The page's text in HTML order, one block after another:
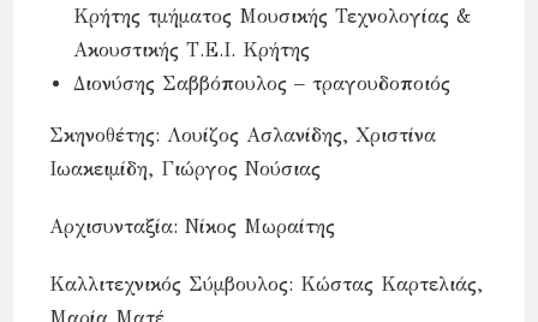
Κρήτης τμήματος Μουσικής Τεχνολογίας &
Ακουστικής Τ.Ε.Ι. Κρήτης
Διονύσης Σαββόπουλος – τραγουδοποιός
Σκηνοθέτης: Λουίζος Ασλανίδης, Χριστίνα
Ιωακειμίδη, Γιώργος Νούσιας
Αρχισυνταξία: Νίκος Μωραίτης
Καλλιτεχνικός Σύμβουλος: Κώστας Καρτελιάς,
Μαρία Ματέ